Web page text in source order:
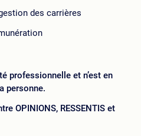
des carrières
professionnelle et n’est en
personne.
OPINIONS, RESSENTIS et